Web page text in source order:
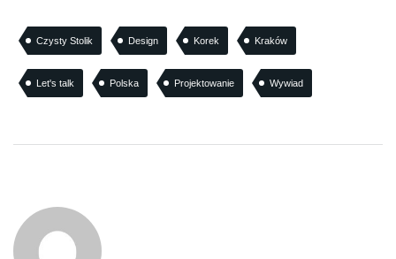
Czysty Stolik Design Korek Kraków
Let's talk Polska Projektowanie Wywiad